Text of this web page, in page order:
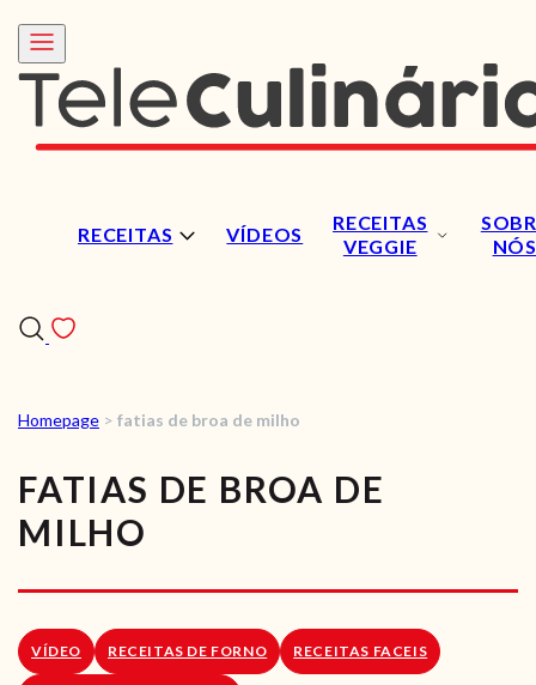
RECEITAS VÍDEOS
RECEITAS
VEGGIE
NÓS
RECEITAS
VÍDEOS
LOJA ONLINE
Homepage > fatias de broa de milho
FATIAS DE BROA DE
MILHO
VÍDEO RECEITAS DE FORNO RECEITAS FACEIS